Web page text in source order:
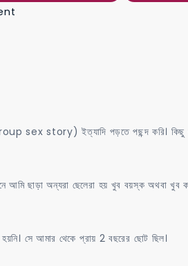
বাজিয়েsex story) ইত্যাদি পড়তে পছন্দ করি।
আমি ছাড়া অন্যরা ছেলেরা হয় খুব বয়স্ক অথবা
সে আমার থেকে প্রায় 2 বছরের ছোট ছিল।